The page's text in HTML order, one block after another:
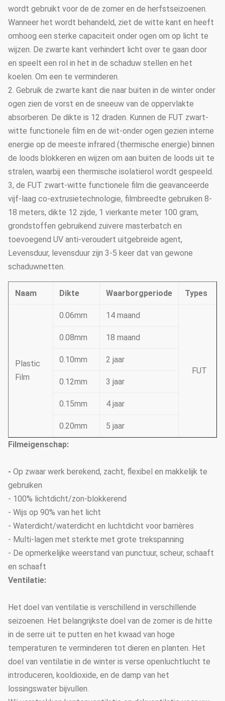
wordt gebruikt voor de de zomer en de herfstseizoenen.
Wanneer het wordt behandeld, ziet de witte kant en heeft
omhoog een sterke capaciteit onder ogen om op licht te
wijzen. De zwarte kant verhindert licht over te gaan door
en speelt een rol in het in de schaduw stellen en het
koelen. Om een te verminderen.
2. Gebruik de zwarte kant die naar buiten in de winter onder
ogen zien de vorst en de sneeuw van de oppervlakte
absorberen. De dikte is 12 draden. Kunnen de FUT zwart-
witte functionele film en de wit-onder ogen gezien interne
energie op de meeste infrared (thermische energie) binnen
de loods blokkeren en wijzen om aan buiten de loods uit te
stralen, waarbij een thermische isolatierol wordt gespeeld.
3, de FUT zwart-witte functionele film die geavanceerde
vijf-laag co-extrusietechnologie, filmbreedte gebruiken 8-
18 meters, dikte 12 zijde, 1 vierkante meter 100 gram,
grondstoffen gebruikend zuivere masterbatch en
toevoegend UV anti-veroudert uitgebreide agent,
Levensduur, levensduur zijn 3-5 keer dat van gewone
schaduwnetten.
Naam Dikte Waarborgperiode Types
Plastic
Film
0.06mm 14 maand
FUT
0.08mm 18 maand
0.10mm 2 jaar
0.12mm 3 jaar
0.15mm 4 jaar
0.20mm
5 jaar
Filmeigenschap:
- Op zwaar werk berekend, zacht, flexibel en makkelijk te
gebruiken
- 100% lichtdicht/zon-blokkerend
- Wijs op 90% van het licht
- Waterdicht/waterdicht en luchtdicht voor barrières
- Multi-lagen met sterkte met grote trekspanning
- De opmerkelijke weerstand van punctuur, scheur, schaaft
en schaaft
Ventilatie:
Het doel van ventilatie is verschillend in verschillende
seizoenen. Het belangrijkste doel van de zomer is de hitte
in de serre uit te putten en het kwaad van hoge
temperaturen te verminderen tot dieren en planten. Het
doel van ventilatie in de winter is verse openluchtlucht te
introduceren, kooldioxide, en de damp van het
lossingswater bijvullen.